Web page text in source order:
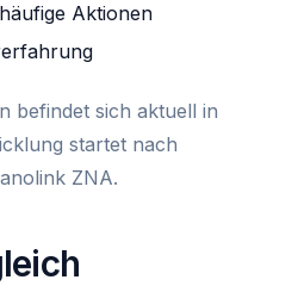
Aktionen
befindet sich aktuell in
startet nach
ZNA.